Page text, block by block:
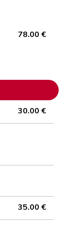
78.00 €
30.00 €
35.00 €